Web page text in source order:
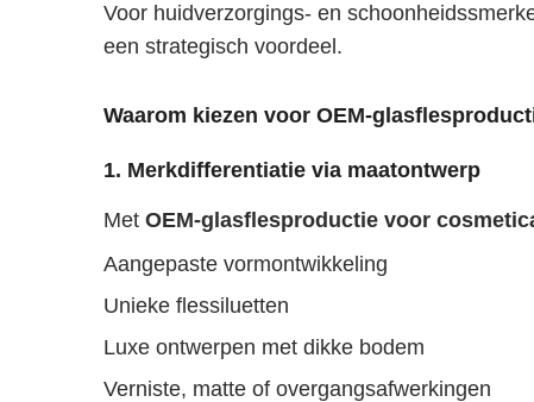
Voor huidverzorgings- en
een strategisch voordeel.
Waarom kiezen voor OEM-
1. Merkdifferentiatie via maatontwerp
Met OEM-glasflesproductie voor
Aangepaste vormontwikkeling
Unieke flessiluetten
Luxe ontwerpen met dikke bodem
Verniste, matte of overgangsafwerkingen